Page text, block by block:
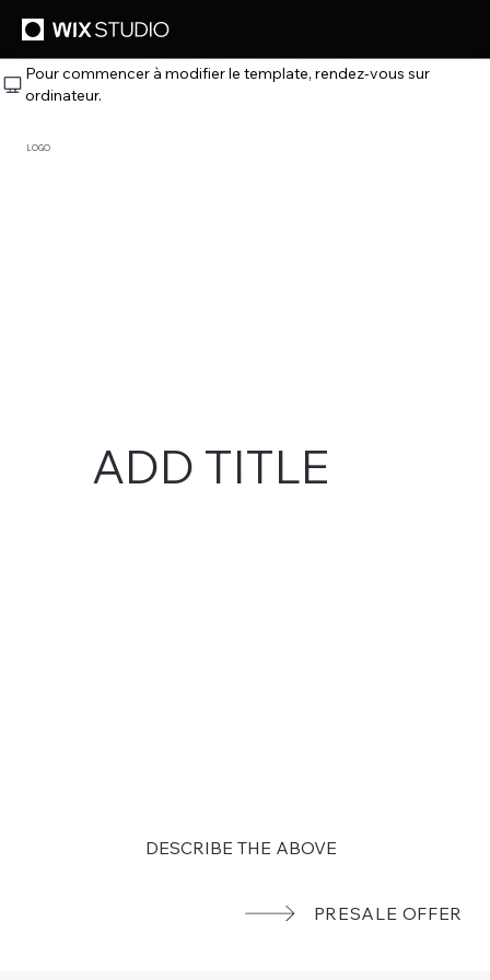
Pour commencer à modifier le template, rendez‑vous sur
ordinateur.